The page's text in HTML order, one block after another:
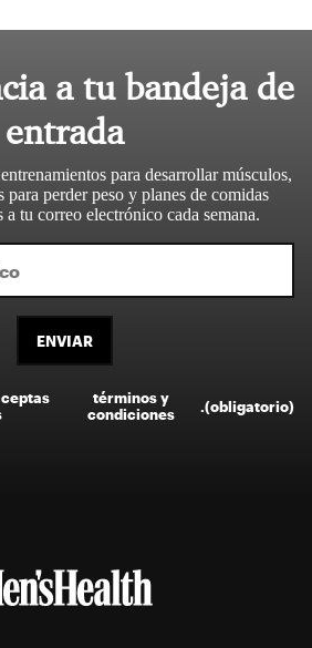
a tu bandeja de
entrada
para desarrollar músculos,
para perder peso y planes de comidas
tu correo electrónico cada semana.
ENVIAR
términos y
condiciones
(obligatorio)